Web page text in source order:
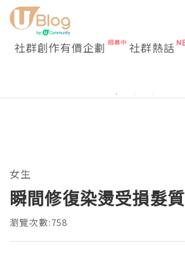
社群創作有價企劃 社群熱話
女生
瞬間修復染燙受損髮質
瀏覽次數:758